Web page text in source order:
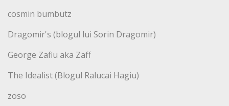
cosmin bumbutz
Dragomir's (blogul lui Sorin Dragomir)
George Zafiu aka Zaff
The Idealist (Blogul Ralucai Hagiu)
zoso